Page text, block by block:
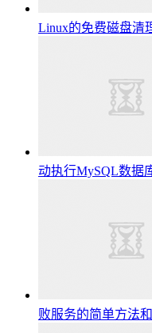
Linux的免费磁盘清
动执行MySQL数据
败服务的简单方法